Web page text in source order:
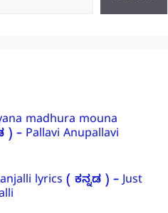
madhura mouna
) – Pallavi Anupallavi
lyrics ( ಕನ್ನಡ ) – Just